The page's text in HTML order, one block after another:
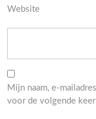
Website
Mijn naam, e-
voor de volgende